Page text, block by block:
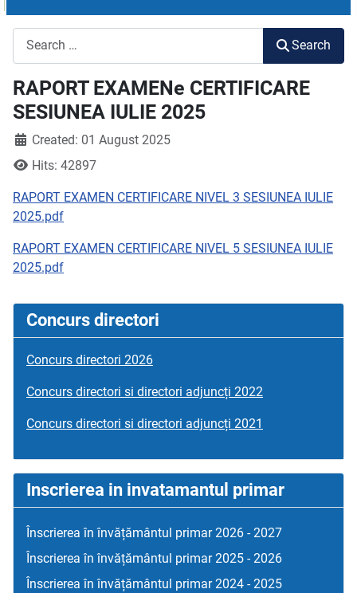
Search
RAPORT EXAMENe CERTIFICARE
SESIUNEA IULIE 2025
Created: 01 August 2025
Hits: 42897
RAPORT EXAMEN CERTIFICARE NIVEL 3 SESIUNEA IULIE
2025.pdf
RAPORT EXAMEN CERTIFICARE NIVEL 5 SESIUNEA IULIE
2025.pdf
Concurs directori
Concurs directori 2026
Concurs directori si directori adjuncți 2022
Concurs directori si directori adjuncți 2021
Inscrierea in invatamantul primar
Înscrierea în învățământul primar 2026 - 2027
Înscrierea în învățământul primar 2025 - 2026
Înscrierea în învățământul primar 2024 - 2025